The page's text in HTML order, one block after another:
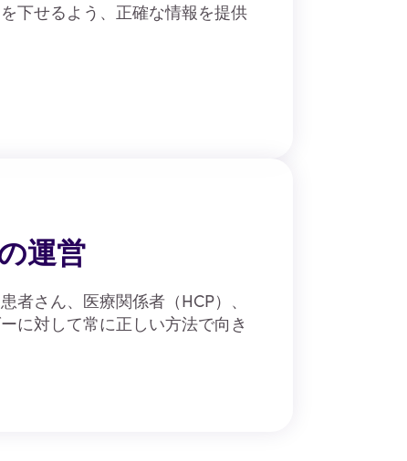
下せるよう、正確な情報を提供
運営
者さん、医療関係者（HCP）、
に対して常に正しい方法で向き